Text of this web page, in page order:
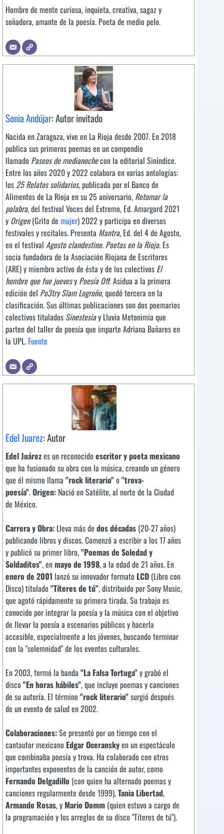
Hombre de mente curiosa, inquieta, creativa, sagaz y
soñadora, amante de la poesía. Poeta de medio pelo.
Sonia Andújar: Autor invitado
Nacida en Zaragoza, vive en La Rioja desde 2007. En 2018
publica sus primeros poemas en un compendio
llamado Paseos de medianochecon la editorial Siníndice.
Entre los años 2020 y 2022 colabora en varias antologías:
los 25 Relatos solidarios, publicada por el Banco de
Alimentos de La Rioja en su 25 aniversario, Retomar la
palabra, del festival Voces del Extremo, Ed. Amargord 2021
y Origen(Grito de mujer) 2022 y participa en diversos
festivales y recitales. Presenta Mantra, Ed. del 4 de Agosto,
en el festival Agosto clandestino. Poetas en la Rioja. Es
socia fundadora de la Asociación Riojana de Escritores
(ARE) y miembro activo de ésta y de los colectivos El
hombre que fue juevesy Poesía Off. Asidua a la primera
edición del Po3try Slam Logroño, quedó tercera en la
clasificación. Sus últimas publicaciones son dos poemarios
colectivos titulados Sinestesiay Lluvia Metonimia que
parten del taller de poesía que imparte Adriana Bañares en
la UPL. Fuente
Edel Juarez: Autor
Edel Juárezes un reconocido escritor y poeta mexicano
que ha fusionado su obra con la música, creando un género
que él mismo llama "rock literario"o "trova-
poesía".Origen: Nació en Satélite, al norte de la Ciudad
de México.
Carrera y Obra: Lleva más de dos décadas (20-27 años)
publicando libros y discos. Comenzó a escribir a los 17 años
y publicó su primer libro,"Poemas de Soledad y
Soldaditos", enmayo de 1998, a la edad de 21 años. En
enero de 2001 lanzó su innovador formato LCD (Libro con
Disco) titulado "Títeres de tú", distribuido por Sony Music,
que agotó rápidamente su primera tirada. Su trabajo es
conocido por integrar la poesía y la música con el objetivo
de llevar la poesía a escenarios públicos y hacerla
accesible, especialmente a los jóvenes, buscando terminar
con la "solemnidad" de los eventos culturales.
En 2003, formó la banda "La Falsa Tortuga"y grabó el
disco "En horas hábiles", que incluye poemas y canciones
de su autoría. El término "rock literario"surgió después
de un evento de salud en 2002.
Colaboraciones:Se presentó por un tiempo con el
cantautor mexicano Edgar Oceranskyen un espectáculo
que combinaba poesía y trova. Ha colaborado con otros
importantes exponentes de la canción de autor, como
Fernando Delgadillo (con quien ha alternado poemas y
canciones regularmente desde 1999),Tania Libertad,
Armando Rosas, y Mario Domm (quien estuvo a cargo de
la programación y los arreglos de su disco "Títeres de tú").